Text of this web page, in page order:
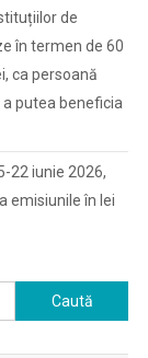
de
în termen de 60
ca persoană
putea beneficia
22 iunie 2026,
emisiunile în lei
Caută
după: